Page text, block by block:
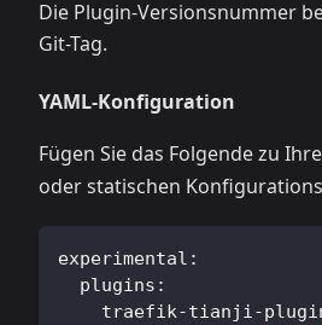
Die Plugin-Versionsnummer
Git-Tag.
YAML-Konfiguration
Fügen Sie das Folgende zu
oder statischen
experimental :
plugins :
traefik-tianji-